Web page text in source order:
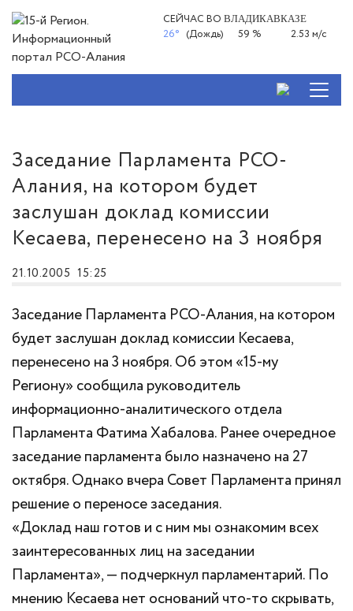
СЕЙЧАС ВОВЛАДИКАВКАЗЕ
26° (Дождь) 59 % 2.53 м/с
Заседание Парламента РСО-
Алания, на котором будет
заслушан доклад комиссии
Кесаева, перенесено на 3 ноября
21.10.2005 15:25
Заседание Парламента РСО-Алания, на котором
будет заслушан доклад комиссии Кесаева,
перенесено на 3 ноября. Об этом «15-му
Региону» сообщила руководитель
информационно-аналитического отдела
Парламента Фатима Хабалова. Ранее очередное
заседание парламента было назначено на 27
октября. Однако вчера Совет Парламента принял
решение о переносе заседания.
«Доклад наш готов и с ним мы ознакомим всех
заинтересованных лиц на заседании
Парламента», — подчеркнул парламентарий. По
мнению Кесаева нет оснований что-то скрывать,